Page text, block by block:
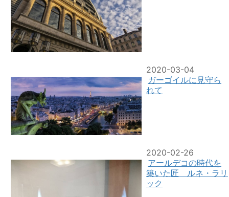
2020-03-04
ガーゴイルに見守ら
れて
2020-02-26
アールデコの時代を
築いた匠 ルネ・ラリ
ック